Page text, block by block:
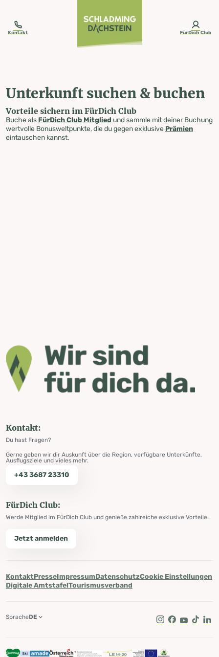
Kontakt FürDich Club
Unterkunft suchen & buchen
Vorteile sichern im FürDich Club
Buche als FürDich Club Mitglied und sammle mit deiner Buchung
wertvolle Bonusweltpunkte, die du gegen exklusive Prämien
eintauschen kannst.
Kontakt:
Du hast Fragen?
Gerne geben wir dir Auskunft über die Region, verfügbare Unterkünfte,
Ausflugsziele und vieles mehr.
+43 3687 23310
FürDich Club:
Werde Mitglied im FürDich Club und genieße zahlreiche exklusive Vorteile.
Jetzt anmelden
KontaktPresseImpressumDatenschutzCookie Einstellungen
Digitale AmtstafelTourismusverband
Instagram
Facebook
Youtube
Tik Tok
SpracheDE